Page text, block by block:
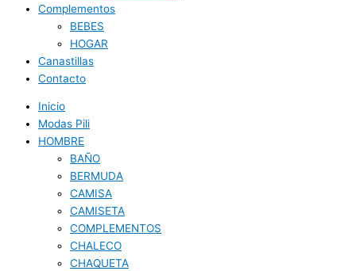
Complementos
BEBES
HOGAR
Canastillas
Contacto
Inicio
Modas Pili
HOMBRE
BAÑO
BERMUDA
CAMISA
CAMISETA
COMPLEMENTOS
CHALECO
CHAQUETA